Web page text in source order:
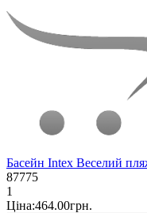
Басейн Intex Веселий
87775
1
Ціна:464.00грн.